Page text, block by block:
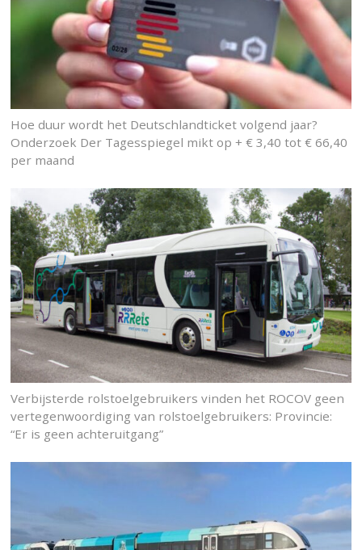
Hoe duur wordt het Deutschlandticket volgend jaar?
Onderzoek Der Tagesspiegel mikt op + € 3,40 tot € 66,40
per maand
Verbijsterde rolstoelgebruikers vinden het ROCOV geen
vertegenwoordiging van rolstoelgebruikers: Provincie:
“Er is geen achteruitgang”